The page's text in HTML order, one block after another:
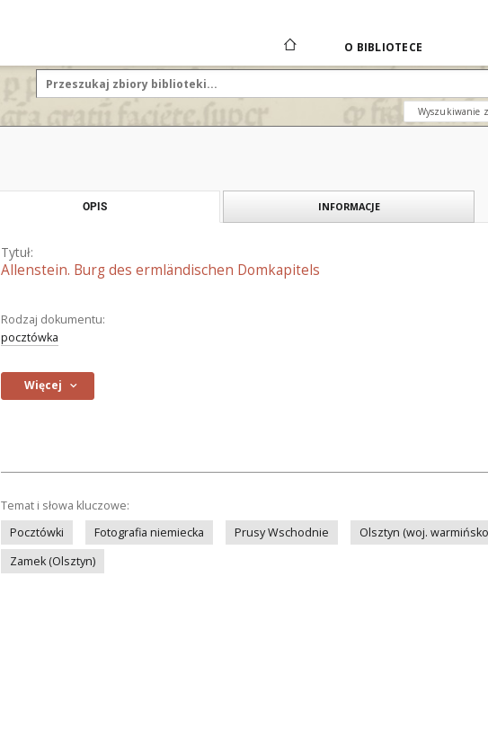
O BIBLIOTECE
Wyszukiwanie
OPIS INFORMACJE
Tytuł:
Allenstein. Burg des ermländischen Domkapitels
Rodzaj dokumentu:
pocztówka
Więcej
Temat i słowa kluczowe:
Pocztówki
Fotografia niemiecka Prusy Wschodnie Olsztyn (woj.
Zamek (Olsztyn)